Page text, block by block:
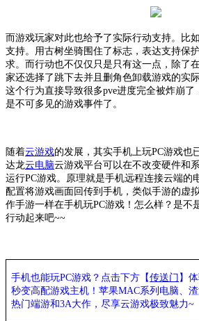
而游戏玩家对此也给予了实际行动支持。比
支持。用古树坐骑围住了标志，表达支持保
求。而行动也不仅仅只是只有这一点，除了
家还选择了跳下去并且删角色卸载游戏的实
这个行为直接导致很多pve进度完全被炸崩
是不可多见的游戏事件了。
随着云游戏的发展，其实手机上玩PC游戏也
达龙云电脑云游戏平台可以在不改变硬件和
运行PC游戏。原理就是手机远程连接云端的
配置将游戏画面回传到手机，类似手游的虚
作手游一样在手机玩PC游戏！怎么样？是不
行动起来吧~~
手机也能玩PC游戏？点击下方【传送门 】
秒变高配游戏主机 ！苹果MAC系列电脑、
热门端游和3A大作， 尽享云游戏极致魅力~